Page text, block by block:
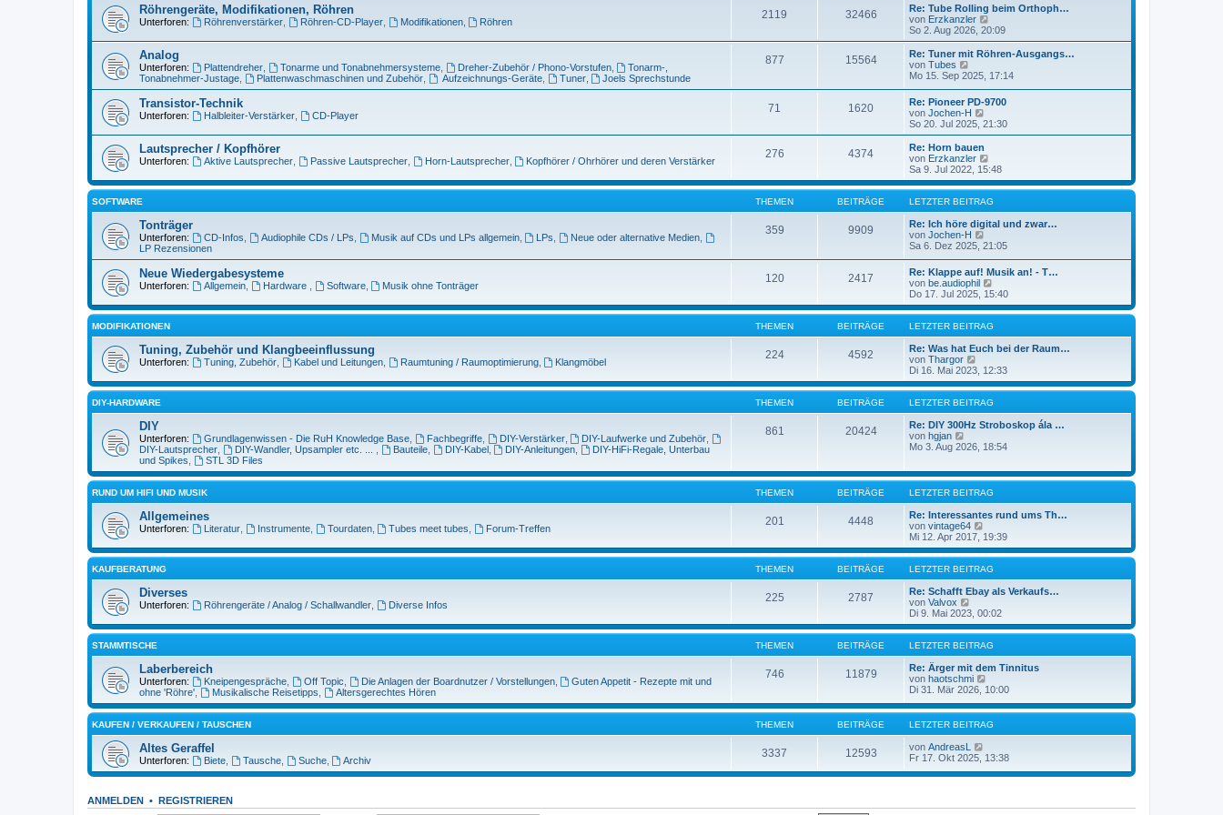
a
g
e
r
B
e
i
a
g
Röhrengeräte, Modifikationen, Röhren
Unterforen: Röhrenverstärker, Röhren-CD-Player, Modifikationen, Röhren
2119 32466
Re: Tube Rolling beim Orthoph…
von Erzkanzler
e
u
e
t
r
B
i
t
g
So 2. Aug 2026, 20:09
Analog
Unterforen: Plattendreher, Tonarme und Tonabnehmersysteme, Dreher-Zubehör / Phono-Vorstufen,
Tonarm-,
Tonabnehmer-Justage
Plattenwaschmaschinen und Zubehör, Aufzeichnungs-Geräte, Tuner, Joels Sprechstunde
877 15564
Re: Tuner mit Röhren-Ausgangs…
von Tubes
e
e
s
t
e
r
B
e
i
t
r
a
g
Mo 15. Sep 2025, 17:14
Transistor-Technik
Unterforen: Halbleiter-Verstärker, CD-Player
71 1620
Re: Pioneer PD-9700
von Jochen-H
e
u
s
t
r
B
e
i
r
g
So 20. Jul 2025, 21:30
Lautsprecher / Kopfhörer
Unterforen: Aktive Lautsprecher, Passive Lautsprecher, Horn-Lautsprecher, Kopfhörer / Ohrhörer und deren Verstärker
276 4374
Re: Horn bauen
von Erzkanzler
e
u
e
s
t
e
B
t
r
a
g
Sa 9. Jul 2022, 15:48
SOFTWARE THEMEN BEITRÄGE LETZTER BEITRAG
Tonträger
Unterforen: CD-Infos Audiophile CDs / LPs Musik auf CDs und LPs allgemein, LPs Neue oder alternative Medien
LP Rezensionen
359 9909
Re: Ich höre digital und zwar…
von Jochen-H
e
e
s
t
e
r
B
e
t
r
a
g
Sa 6. Dez 2025, 21:05
Neue Wiedergabesysteme
Unterforen: Allgemein, Hardware Software, Musik ohne Tonträger
120 2417
Re: Klappe auf! Musik an! - T…
von be.audiophil
e
u
e
t
e
B
e
i
r
a
Do 17. Jul 2025, 15:40
MODIFIKATIONEN THEMEN BEITRÄGE LETZTER BEITRAG
Tuning, Zubehör und Klangbeeinflussung
Unterforen: Tuning, Zubehör, Kabel und Leitungen, Raumtuning / Raumoptimierung, Klangmöbel
224 4592
Re: Was hat Euch bei der Raum…
von Thargor
e
u
e
s
t
e
B
t
r
g
Di 16. Mai 2023, 12:33
DIY-HARDWARE THEMEN BEITRÄGE LETZTER BEITRAG
DIY
Unterforen: Grundlagenwissen - Die RuH Knowledge Base, Fachbegriffe, DIY-Verstärker, DIY-Laufwerke und Zubehör
DIY-Lautsprecher
DIY-Wandler, Upsampler etc. ... Bauteile, DIY-Kabel, DIY-Anleitungen
DIY-HiFi-Regale, Unterbau
und Spikes
STL 3D Files
861 20424
Re: DIY 300Hz Stroboskop ála …
von hgjan
e
s
t
r
B
e
i
t
r
g
Mo 3. Aug 2026, 18:54
RUND UM HIFI UND MUSIK THEMEN BEITRÄGE LETZTER BEITRAG
Allgemeines
Unterforen: Literatur, Instrumente, Tourdaten, Tubes meet tubes Forum-Treffen
201 4448
Re: Interessantes rund ums Th…
von vintage64
e
u
e
s
t
e
B
e
i
t
r
a
g
Mi 12. Apr 2017, 19:39
KAUFBERATUNG THEMEN BEITRÄGE LETZTER BEITRAG
Diverses
Unterforen: Röhrengeräte / Analog / Schallwandler, Diverse Infos
225 2787
Re: Schafft Ebay als Verkaufs…
von Valvox
e
u
e
s
t
e
r
B
i
t
a
g
Di 9. Mai 2023, 00:02
STAMMTISCHE THEMEN BEITRÄGE LETZTER BEITRAG
Laberbereich
Unterforen: Kneipengespräche, Off Topic Die Anlagen der Boardnutzer / Vorstellungen,
Guten Appetit - Rezepte mit und
ohne 'Röhre'
Musikalische Reisetipps Altersgerechtes Hören
746 11879
Re: Ärger mit dem Tinnitus
von haotschmi
e
e
s
r
B
e
r
Di 31. Mär 2026, 10:00
KAUFEN / VERKAUFEN / TAUSCHEN THEMEN BEITRÄGE LETZTER BEITRAG
Altes Geraffel
Unterforen: Biete, Tausche, Suche, Archiv
3337 12593 von AndreasL
e
e
e
Fr 17. Okt 2025, 13:38
ANMELDEN • REGISTRIEREN